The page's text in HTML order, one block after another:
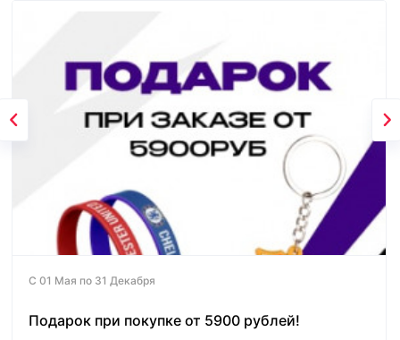
С 01 Мая по 31 Декабря
Подарок при покупке от 5900 рублей!